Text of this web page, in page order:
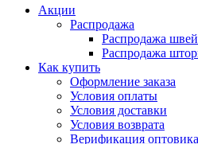
Акции
Распродажа
Распродажа
Распродажа
Как купить
Оформление заказа
Условия оплаты
Условия доставки
Условия возврата
Верификация оптовика